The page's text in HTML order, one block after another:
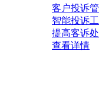
客户投诉
智能投诉
提高客诉
查看详情